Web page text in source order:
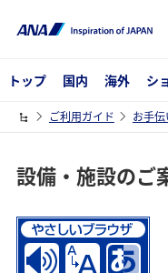
トップ 国内 海外 シ
ご利用ガイド お手
設備・施設のご